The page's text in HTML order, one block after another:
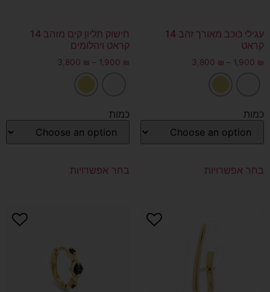
עגילי כוכב מאורך זהב 14
קראט
1,900 ₪
–
3,800 ₪
כמות
בחר אפשרויות
חישוק תליון קים מזהב 14
קראט ויהלומים
1,900 ₪
–
3,800 ₪
כמות
בחר אפשרויות